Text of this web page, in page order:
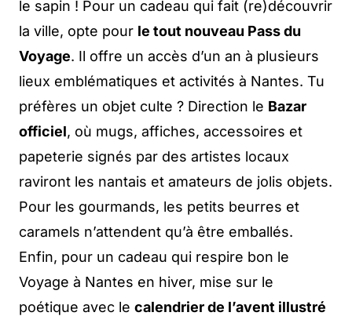
le sapin ! Pour un cadeau qui fait (re)découvrir
la ville, opte pour le tout nouveau Pass du
Voyage. Il offre un accès d’un an à plusieurs
lieux emblématiques et activités à Nantes. Tu
préfères un objet culte ? Direction le Bazar
officiel, où mugs, affiches, accessoires et
papeterie signés par des artistes locaux
raviront les nantais et amateurs de jolis objets.
Pour les gourmands, les petits beurres et
caramels n’attendent qu’à être emballés.
Enfin, pour un cadeau qui respire bon le
Voyage à Nantes en hiver, mise sur le
poétique avec le calendrier de l’avent illustré